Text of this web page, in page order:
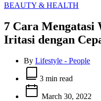
Categories
BEAUTY & HEALTH
7 Cara
Iritasi dengan
By Lifestyle - People
Estimated
read
time
3 min read
March 30, 2022